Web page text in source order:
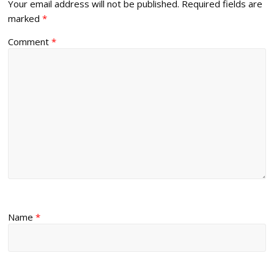
Your email address will not be published. Required fields are
marked*
Comment*
Name*